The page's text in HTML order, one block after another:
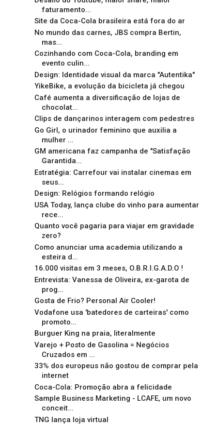
faturamento...
Site da Coca-Cola brasileira está fora do ar
No mundo das carnes, JBS compra Bertin,
mas...
Cozinhando com Coca-Cola, branding em
evento culin...
Design: Identidade visual da marca "Autentika"
YikeBike, a evolução da bicicleta já chegou
Café aumenta a diversificação de lojas de
chocolat...
Clips de dançarinos interagem com pedestres
Go Girl, o urinador feminino que auxilia a
mulher ...
GM americana faz campanha de "Satisfação
Garantida...
Estratégia: Carrefour vai instalar cinemas em
seus...
Design: Relógios formando relógio
USA Today, lança clube do vinho para aumentar
rece...
Quanto você pagaria para viajar em gravidade
zero?
Como anunciar uma academia utilizando a
esteira d...
16.000 visitas em 3 meses, O.B.R.I.G.A.D.O !
Entrevista: Vanessa de Oliveira, ex-garota de
prog...
Gosta de Frio? Personal Air Cooler!
Vodafone usa 'batedores de carteiras' como
promoto...
Burguer King na praia, literalmente
Varejo + Posto de Gasolina = Negócios
Cruzados em ...
33% dos europeus não gostou de comprar pela
internet
Coca-Cola: Promoção abra a felicidade
Sample Business Marketing - LCAFE, um novo
conceit...
TNG lança loja virtual